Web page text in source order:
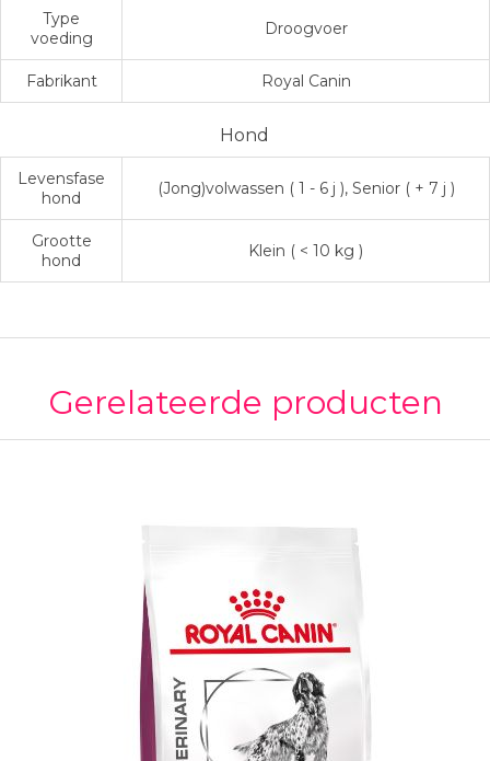
Type
voeding
Droogvoer
Fabrikant Royal Canin
Hond
Levensfase
hond
(Jong)volwassen ( 1 - 6 j ), Senior ( + 7 j )
Grootte
hond
Klein ( < 10 kg )
Gerelateerde producten